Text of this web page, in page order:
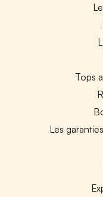
Tops
Les